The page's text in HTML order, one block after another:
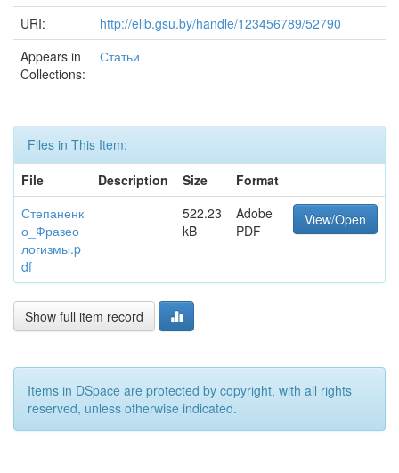
URI:
http://elib.gsu.by/handle/123456789/52790
Appears in
Collections:
Статьи
Files in This Item:
File
Description Size
Format
Степаненк
о_Фразео
логизмы.p
df
522.23
kB
Adobe
PDF
View/Open
Show full item record
Items in DSpace are protected by copyright, with all rights
reserved, unless otherwise indicated.